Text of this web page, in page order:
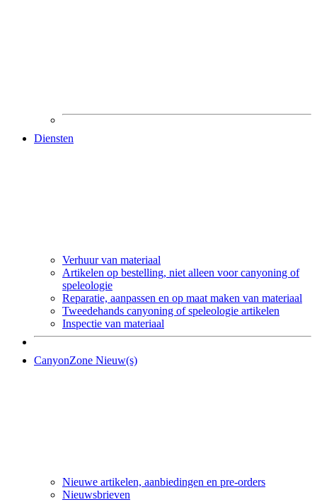
Diensten
Verhuur van materiaal
Artikelen op bestelling, niet alleen voor canyoning of
speleologie
Reparatie, aanpassen en op maat maken van materiaal
Tweedehands canyoning of speleologie artikelen
Inspectie van materiaal
CanyonZone Nieuw(s)
Nieuwe artikelen, aanbiedingen en pre-orders
Nieuwsbrieven